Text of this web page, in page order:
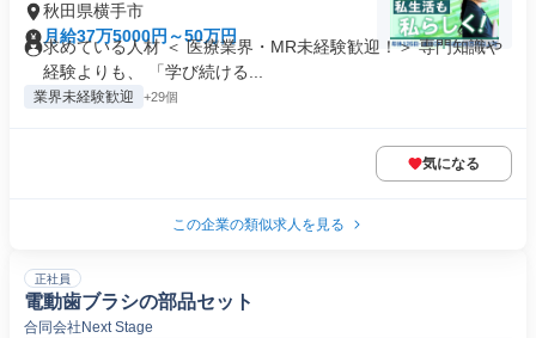
秋田県横手市
月給37万5000円～50万円
求めている人材 ＜ 医療業界・MR未経験歓迎！＞ 専門知識や
経験よりも、 「学び続ける...
業界未経験歓迎 +29個
気になる
この企業の類似求人を見る
正社員
電動歯ブラシの部品セット
合同会社Next Stage